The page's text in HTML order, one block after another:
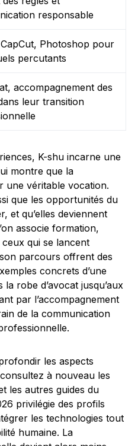
responsable
Photoshop pour
percutants
accompagnement des
leur transition
K-shu incarne une
montre que la
une véritable vocation.
que les opportunités du
et qu’elles deviennent
associe formation,
qui se lancent
parcours offrent des
concrets d’une
robe d’avocat jusqu’aux
par l’accompagnement
de la communication
les aspects
à nouveau les
les autres guides du
privilégie des profils
les technologies tout
humaine. La